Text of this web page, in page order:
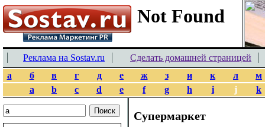
Реклама на Sostav.ru
Сделать домашней страницей
а
б в г д е ж з и к л
м
a
b c d e f g h i j k
Супермаркет